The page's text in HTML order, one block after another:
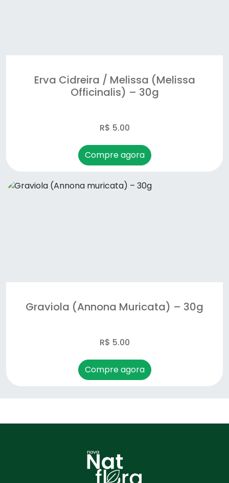
Erva Cidreira / Melissa (Melissa
Officinalis) – 30g
R$ 5.00
Compre agora
Graviola (Annona Muricata) – 30g
R$ 5.00
Compre agora